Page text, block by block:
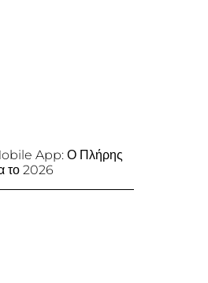
App: Ο Πλήρης
το 2026